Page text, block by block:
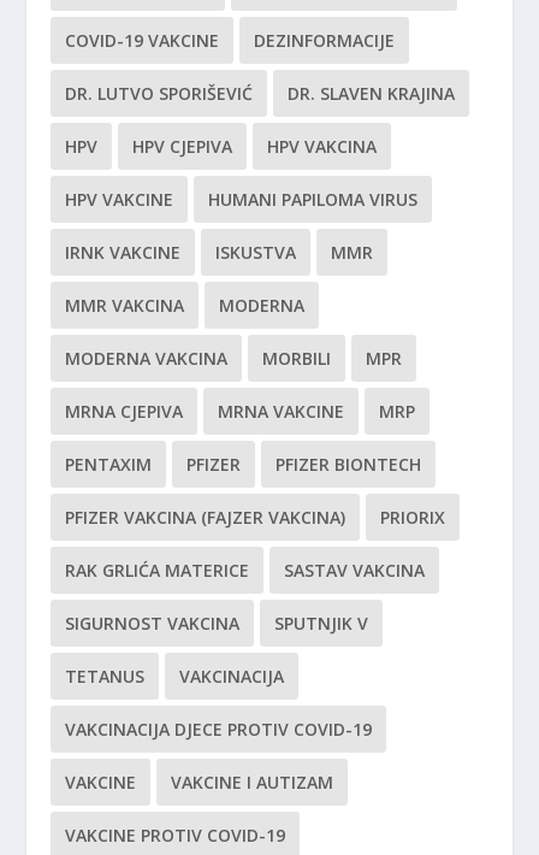
COVID-19 VAKCINE DEZINFORMACIJE
DR. LUTVO SPORIŠEVIĆ DR. SLAVEN KRAJINA
HPV HPV CJEPIVA HPV VAKCINA
HPV VAKCINE HUMANI PAPILOMA VIRUS
IRNK VAKCINE ISKUSTVA MMR
MMR VAKCINA MODERNA
MODERNA VAKCINA MORBILI MPR
MRNA CJEPIVA MRNA VAKCINE MRP
PENTAXIM PFIZER PFIZER BIONTECH
PFIZER VAKCINA (FAJZER VAKCINA) PRIORIX
RAK GRLIĆA MATERICE SASTAV VAKCINA
SIGURNOST VAKCINA SPUTNJIK V
TETANUS VAKCINACIJA
VAKCINACIJA DJECE PROTIV COVID-19
VAKCINE VAKCINE I AUTIZAM
VAKCINE PROTIV COVID-19